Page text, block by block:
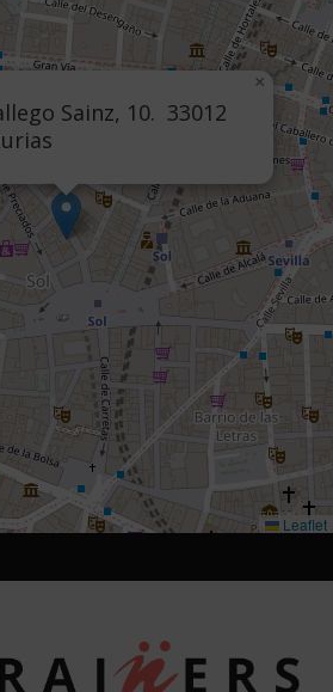
Sainz, 10. 33012
×
Leaflet